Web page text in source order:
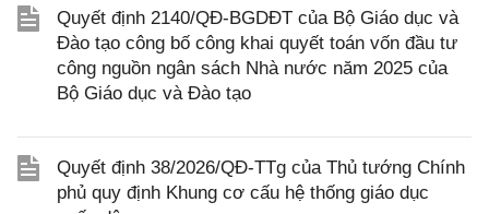
Quyết định 2140/QĐ-BGDĐT của Bộ Giáo dục và
Đào tạo công bố công khai quyết toán vốn đầu tư
công nguồn ngân sách Nhà nước năm 2025 của
Bộ Giáo dục và Đào tạo
Quyết định 38/2026/QĐ-TTg của Thủ tướng Chính
phủ quy định Khung cơ cấu hệ thống giáo dục